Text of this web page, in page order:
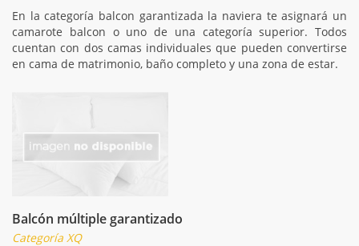
En la categoría balcon garantizada la naviera te asignará un
camarote balcon o uno de una categoría superior. Todos
cuentan con dos camas individuales que pueden convertirse
en cama de matrimonio, baño completo y una zona de estar.
Balcón múltiple garantizado
Categoría XQ